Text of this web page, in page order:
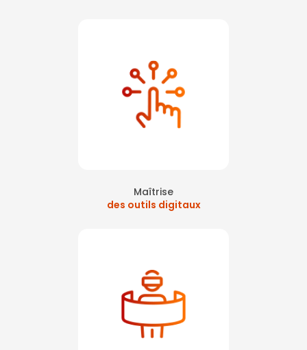
Maîtrise
des outils digitaux